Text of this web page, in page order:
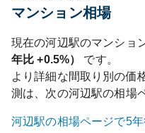
マンション相場
現在の河辺駅のマンショ
年比+0.5%）
です。
より詳細な間取り別の価
測は、次の河辺駅の相場
河辺駅の相場ページで5